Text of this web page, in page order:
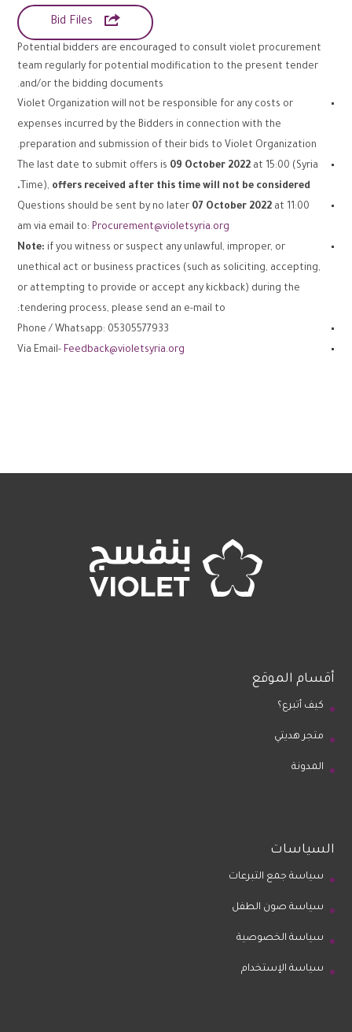

Bid Files
Potential bidders are encouraged to consult violet procurement
team regularly for potential modification to the present tender
and/or the bidding documents.
Violet Organization will not be responsible for any costs or
expenses incurred by the Bidders in connection with the
preparation and submission of their bids to Violet Organization.
The last date to submit offers is 09 October 2022 at 15:00 (Syria
Time), offers received after this time will not be considered.
Questions should be sent by no later 07 October 2022 at 11:00
am via email to: Procurement@violetsyria.org
Note: if you witness or suspect any unlawful, improper, or
unethical act or business practices (such as soliciting, accepting,
or attempting to provide or accept any kickback) during the
tendering process, please send an e-mail to:
Phone / Whatsapp: 05305577933
Via Email- Feedback@violetsyria.org
أقسام الموقع
كيف أتبرع؟
متجر هديتي
المدونة
السياسات
سياسة جمع التبرعات
سياسة صون الطفل
سياسة الخصوصية
سياسة الإستخدام